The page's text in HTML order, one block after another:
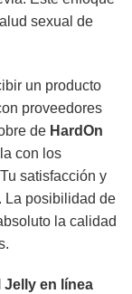
sexual de
un producto
proveedores
de HardOn
con los
satisfacción y
La posibilidad de
la calidad
Jelly en línea